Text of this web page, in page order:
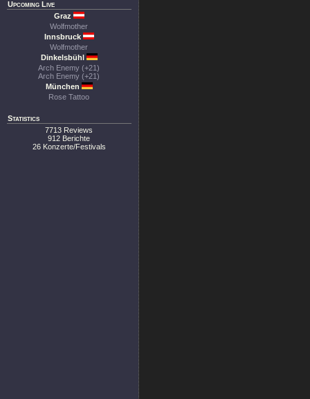
Upcoming Live
Graz
Wolfmother
Innsbruck
Wolfmother
Dinkelsbühl
Arch Enemy (+21)
Arch Enemy (+21)
München
Rose Tattoo
Statistics
7713 Reviews
912 Berichte
26 Konzerte/Festivals